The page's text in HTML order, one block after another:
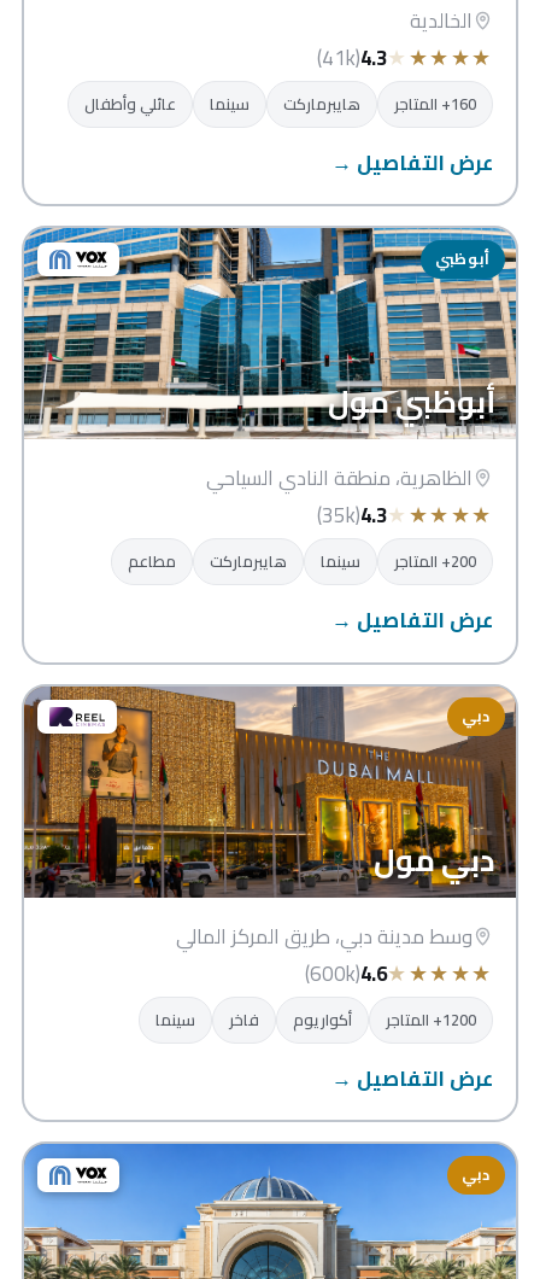
الخالدية
★
★
★
★
★
4.3
(41k)
160+ المتاجر هايبرماركت سينما عائلي وأطفال
عرض التفاصيل →
أبوظبي
أبوظبي مول
الظاهرية، منطقة النادي السياحي
★
★
★
★
★
4.3
(35k)
200+ المتاجر سينما هايبرماركت مطاعم
عرض التفاصيل →
دبي
دبي مول
وسط مدينة دبي، طريق المركز المالي
★
★
★
★
★
4.6
(600k)
1200+ المتاجر أكواريوم فاخر سينما
عرض التفاصيل →
دبي